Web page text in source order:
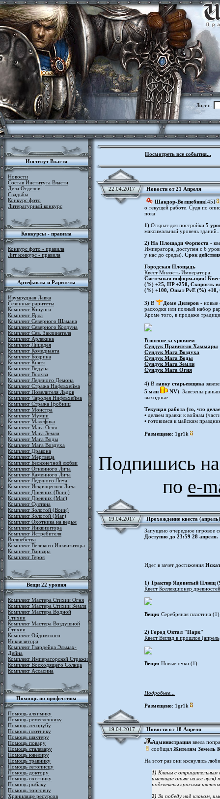
Логин:
Институт Власти
Новости
Состав Института Власти
Дела Отделов
Свадьбы
Конкурс фото
Литературный конкурс
Конкурсы - правила
Конкурс фото - правила
Лит конкурс - правила
Артефакты и Раритеты
Изумрудная Лавка
Сезонные раритеты
Комплект Конунга
Комплект Ярла
Комплект Северного Шамана
Комплект Северного Колдуна
Комплект Сев. Заклинателя
Комплект Арлекина
Комплект Лицедея
Комплект Комедианта
Комплект Боярина
Комплект Князя
Комплект Ведуна
Комплект Волхва
Комплект Ледяного Демона
Комплект Стража Нифльхейма
Комплект Повелителя Льдов
Комплект Чародея Нифльхейма
Комплект Стража Гробниц
Комплект Монстра
Комплект Мумии
Комплект Малефика
Комплект Мага Огня
Комплект Мага Земли
Комплект Мага Воды
Комплект Мага Воздуха
Комплект Дракона
Комплект Мертвеца
Комплект Бесконечной любви
Комплект Огненного Лича
Комплект Каменного Лича
Комплект Ледяного Лича
Комплект Искрящегося Лича
Комплект Древних (Воин)
Комплект Древних (Маг)
Комплект Султана
Комплект Золотой (Воин)
Комплект Золотой (Маг)
Комплект Охотника на ведьм
Комплект Инквизитора
Комплект Истребителя
Волшебства
Комплект Великого Инквизитора
Комплект Варвара
Комплект Героя
Вещи 22 уровня
Комплект Мастера Стихии Огня
Комплект Мастера Стихии Земли
Комплект Мастера Водной
Стихии
Комплект Мастера Воздушной
Стихии
Комплект Ойдомского
Инквизитора
Комплект Гвардейца Эльмах-
Дейна
Комплект Императорской Стражи
Комплект Восходящего Солнца
Комплект Ассасина
Помощь по профессиям
Помощь алхимику
Помощь ремесленнику
Помощь лесорубу
Помощь плотнику
Помощь шахтеру
Помощь повару
Помощь сталевару
Помощь ювелиру
Помощь травнику
Помощь летописцу
Помощь доктору
Помощь охотнику
Помощь рыбаку
Помощь торговцу
Хранилище ресурсов
Посмотреть все события...
22.04.2017 Новости от 21 Апреля
Шандор-Волшебник[45]
о текущей работе. Судя по
пока:
1) Открыт для постройки 5
максимальный уровень
2) На Площади Форпоста -
Императора, доступен с 6
у нас до среды). Срок
Городская Площадь
Квест Милость Императора
Системная информация!
(%) +25, HP +250, Скорость
(%) +100, Опыт PvE (%) +10,
3) В Доме Дилеров - новые
расходки или полный набор
Кроме того, в продаже
В погоне за уровнем
Сундук Правителя Хаммары
Сундук Мага Воздуха
Сундук Мага Воды
Сундук Мага Земли
Сундук Мага Огня
4) В лавку старьевщика
5 млн
NV). Завезены
выходные.
Текущая работа (то, что
• делаем правки к войнам
• готовимся к майским
Размещено: 1gr1k
Подпишись
по e-
19.04.2017
Прохождение квеста (апрель)
Запущено очередное игровое
Доступно до 23:59 28 апреля.
Идет в зачет достижения
1) Трактир Ядовитый Плющ
Квест Коллекционер
Вещи: Серебряная пластина
2) Город Октал "Парк"
Квест Взгляд в прошлое
Вещи: Новые очки (1)
Подробнее...
Размещено: 1gr1k
19.04.2017 Новости от 18 Апреля
Администрация ввела
сообщил Жителям Земель
На этот раз они коснулись
1) Кланы с отрицательным
имеющие опыт ниже нуля)
подсвечены красным
2) За победу над кланом,